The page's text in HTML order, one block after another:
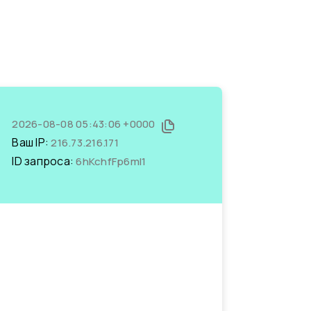
2026-08-08 05:43:06 +0000
Ваш IP:216.73.216.171
ID запроса:6hKchfFp6mI1